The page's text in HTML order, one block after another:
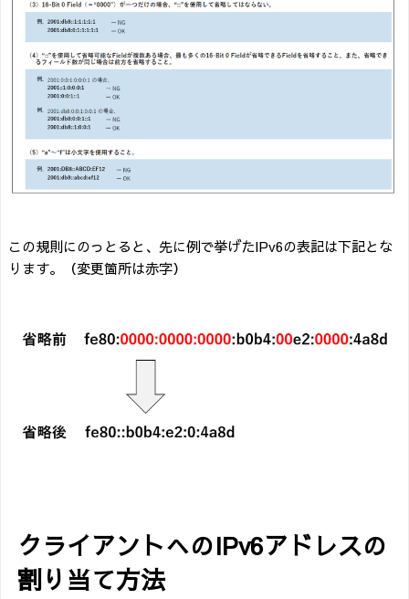
この規則にのっとると、先に例で挙げたIPv6の表記は下記とな
ります。（変更箇所は赤字）
クライアントへのIPv6アドレスの
割り当て方法